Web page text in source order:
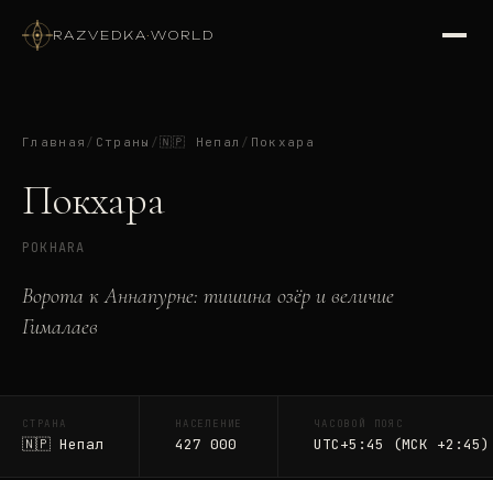
RAZVEDKA·WORLD
Главная / Страны /🇳🇵 Непал / Покхара
Покхара
POKHARA
Ворота к Аннапурне: тишина озёр и величие
Гималаев
СТРАНА
🇳🇵 Непал
НАСЕЛЕНИЕ
427 000
ЧАСОВОЙ ПОЯС
UTC+5:45 (МСК +2:45)